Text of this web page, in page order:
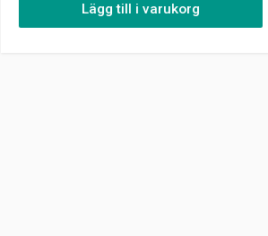
Lägg till i varukorg